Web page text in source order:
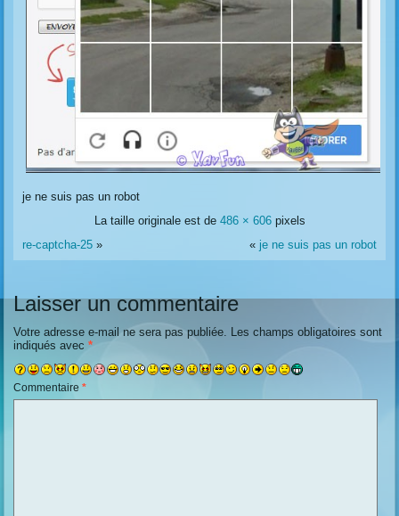
je ne suis pas un robot
La taille originale est de 486 × 606pixels
re-captcha-25 » « je ne suis pas un robot
Laisser un commentaire
Votre adresse e-mail ne sera pas publiée. Les champs obligatoires sont
indiqués avec*
Commentaire*